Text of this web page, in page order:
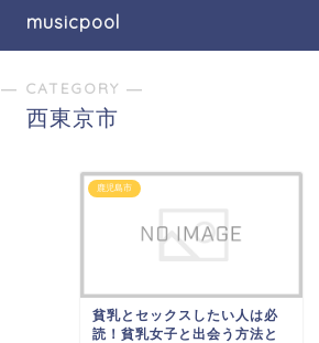
musicpool
― CATEGORY ―
西東京市
鹿児島市
貧乳とセックスしたい人は必
読！貧乳女子と出会う方法と